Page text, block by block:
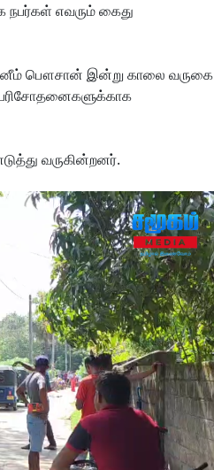
எவரும் கைது
பௌசான் இன்று காலை வருகை
வருகின்றனர்.